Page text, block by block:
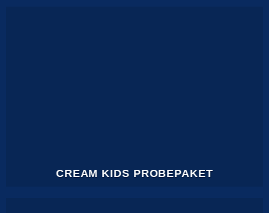
CREAM KIDS PROBEPAKET